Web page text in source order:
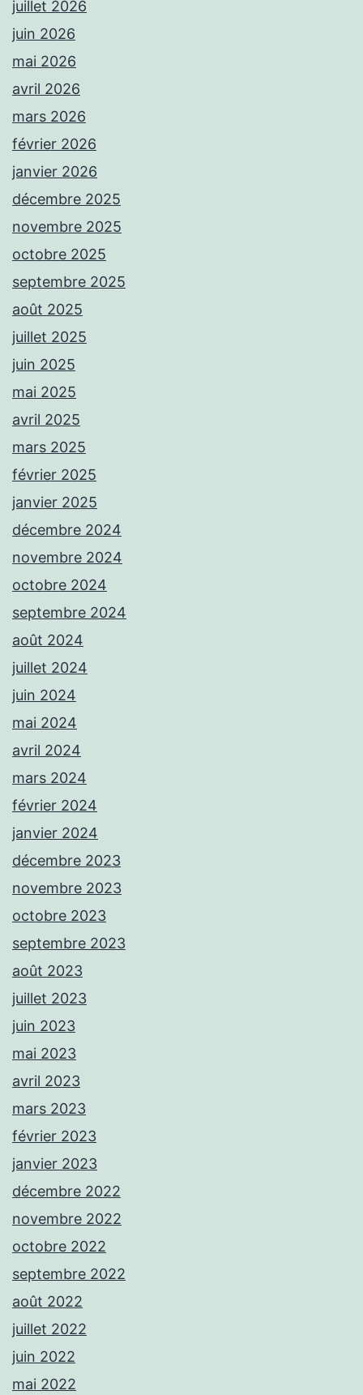
juillet 2026
juin 2026
mai 2026
avril 2026
mars 2026
février 2026
janvier 2026
décembre 2025
novembre 2025
octobre 2025
septembre 2025
août 2025
juillet 2025
juin 2025
mai 2025
avril 2025
mars 2025
février 2025
janvier 2025
décembre 2024
novembre 2024
octobre 2024
septembre 2024
août 2024
juillet 2024
juin 2024
mai 2024
avril 2024
mars 2024
février 2024
janvier 2024
décembre 2023
novembre 2023
octobre 2023
septembre 2023
août 2023
juillet 2023
juin 2023
mai 2023
avril 2023
mars 2023
février 2023
janvier 2023
décembre 2022
novembre 2022
octobre 2022
septembre 2022
août 2022
juillet 2022
juin 2022
mai 2022